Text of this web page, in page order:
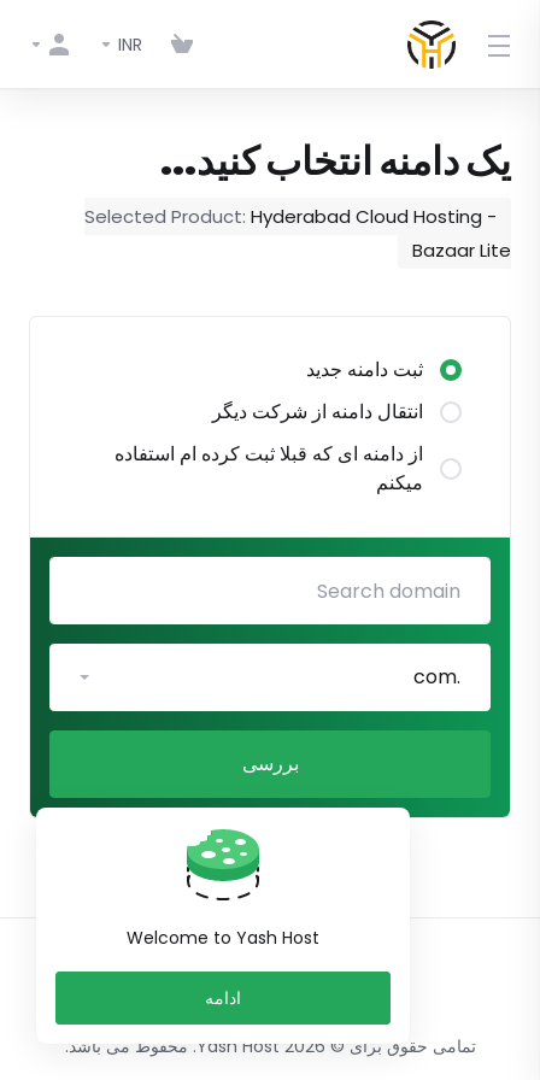
INR
یک دامنه انتخاب کنید...
Selected Product: Hyderabad Cloud Hosting -
Bazaar Lite
ثبت دامنه جدید
انتقال دامنه از شرکت دیگر
از دامنه ای که قبلا ثبت کرده ام استفاده
میکنم
.com
بررسی
تمامی حقوق برای © 2026 Yash Host. محفوط می باشد.
Welcome to Yash Host
ادامه